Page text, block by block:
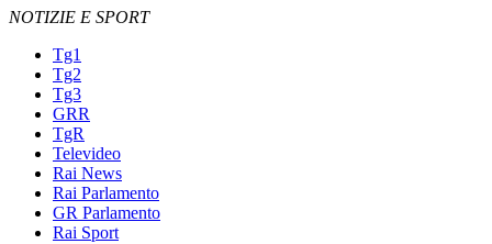
NOTIZIE E SPORT
Tg1
Tg2
Tg3
GRR
TgR
Televideo
Rai News
Rai Parlamento
GR Parlamento
Rai Sport